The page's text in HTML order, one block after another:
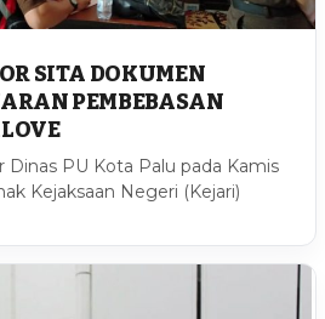
SITA DOKUMEN
PEMBEBASAN
PU Kota Palu pada Kamis
Kejaksaan Negeri (Kejari)